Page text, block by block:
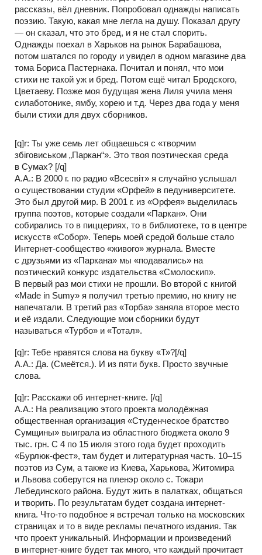
рассказы, вёл дневник. Попробовал однажды написать
поэзию. Такую, какая мне легла на душу. Показал другу
— он сказал, что это бред, и я не стал спорить.
Однажды поехал в Харьков на рынок Барабашова,
потом шатался по городу и увидел в одном магазине два
тома Бориса Пастернака. Почитал и понял, что мои
стихи не такой уж и бред. Потом ещё читал Бродского,
Цветаеву. Позже моя будущая жена Лиля учила меня
силаботонике, ямбу, хорею и т.д. Через два года у меня
были стихи для двух сборников.
[q]r: Ты уже семь лет общаешься с «творчим
збіговиськом „Паркан“». Это твоя поэтическая среда
в Сумах? [/q]
А.А.: В 2000 г. по радио «Всесвіт» я случайно услышал
о существовании студии «Орфей» в педуниверситете.
Это был другой мир. В 2001 г. из «Орфея» выделилась
группа поэтов, которые создали «Паркан». Они
собирались то в пиццериях, то в библиотеке, то в центре
искусств «Собор». Теперь моей средой больше стало
Интернет-сообщество «живого» журнала. Вместе
с друзьями из «Паркана» мы «подавались» на
поэтический конкурс издательства «Смолоскип».
В первый раз мои стихи не прошли. Во второй с книгой
«Made in Sumy» я получил третью премию, но книгу не
напечатали. В третий раз «Торба» заняла второе место
и её издали. Следующие мои сборники будут
называться «Турбо» и «Тотал».
[q]r: Тебе нравятся слова на букву «Т»?[/q]
А.А.: Да. (Смеётся.). И из пяти букв. Просто звучные
слова.
[q]r: Расскажи об интернет-книге. [/q]
А.А.: На реализацию этого проекта молодёжная
общественная организация «Студенческое братство
Сумщины» выиграла из областного бюджета около 9
тыс. грн. С 4 по 15 июля этого года будет проходить
«Бурлюк-фест», там будет и литературная часть. 10–15
поэтов из Сум, а также из Киева, Харькова, Житомира
и Львова соберутся на пленэр около с. Токари
Лебединского района. Будут жить в палатках, общаться
и творить. По результатам будет создана интернет-
книга. Что-то подобное я встречал только на московских
страницах и то в виде рекламы печатного издания. Так
что проект уникальный. Информации и произведений
в интернет-книге будет так много, что каждый прочитает